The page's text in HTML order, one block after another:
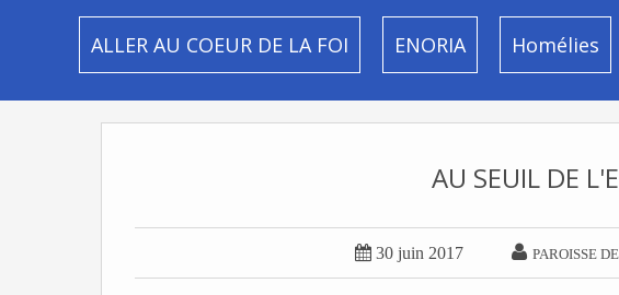
ALLER AU COEUR DE LA FOI ENORIA Homélies
AU SEUIL DE
 30 juin 2017  PAROISSE